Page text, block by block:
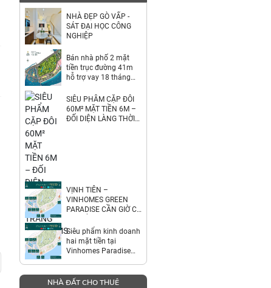
NHÀ ĐẸP GÒ VẤP -
SÁT ĐẠI HỌC CÔNG
NGHIỆP
Bán nhà phố 2 mặt
tiền trục đường 41m
hỗ trợ vay 18 tháng
SIÊU PHẨM CẶP ĐÔI
60M² MẶT TIỀN 6M –
ĐỐI DIỆN LÀNG THỜI
VỊNH TIÊN –
VINHOMES GREEN
PARADISE CẦN GIỜ CƠ
NGHỈ DƯỠNG & ĐẦU
TƯ TẠI PHÂN KHU
Siêu phẩm kinh doanh
hai mặt tiền tại
Vinhomes Paradise
NHÀ ĐẤT CHO THUÊ